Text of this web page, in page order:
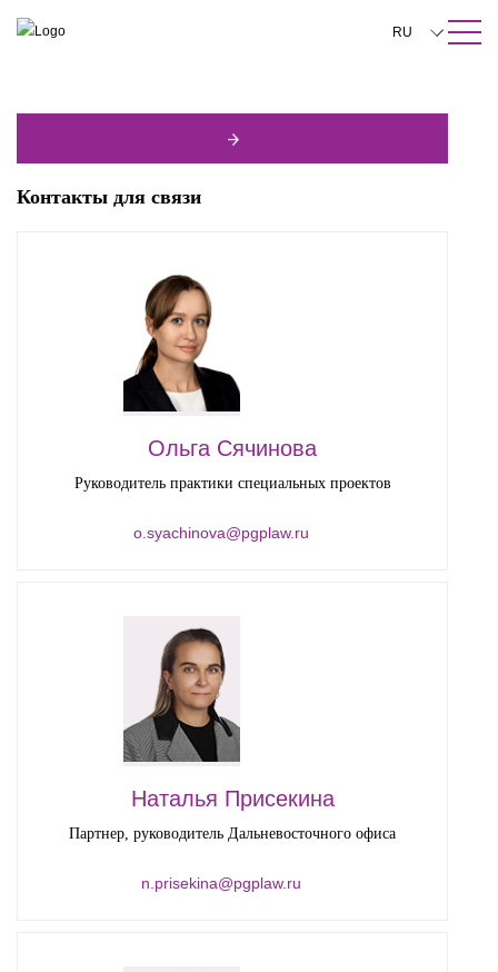
ПОИСК ПО САЙТУ Закрыть
RU
한국어
Контакты для связи
Ольга Сячинова
Руководитель практики специальных проектов
o.syachinova@pgplaw.ru
Наталья Присекина
Партнер, руководитель Дальневосточного офиса
n.prisekina@pgplaw.ru